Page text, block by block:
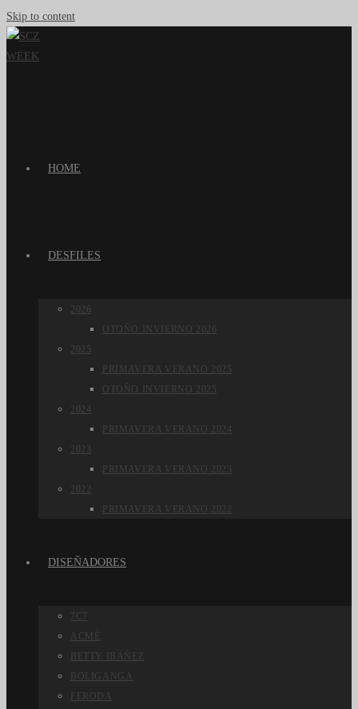
Skip to content
HOME
DESFILES
2026
OTOÑO INVIERNO 2026
2025
PRIMAVERA VERANO 2025
OTOÑO INVIERNO 2025
2024
PRIMAVERA VERANO 2024
2023
PRIMAVERA VERANO 2023
2022
PRIMAVERA VERANO 2022
DISEÑADORES
7C7
ACMÉ
BETTY IBÁÑEZ
BOLIGANGA
FERODA